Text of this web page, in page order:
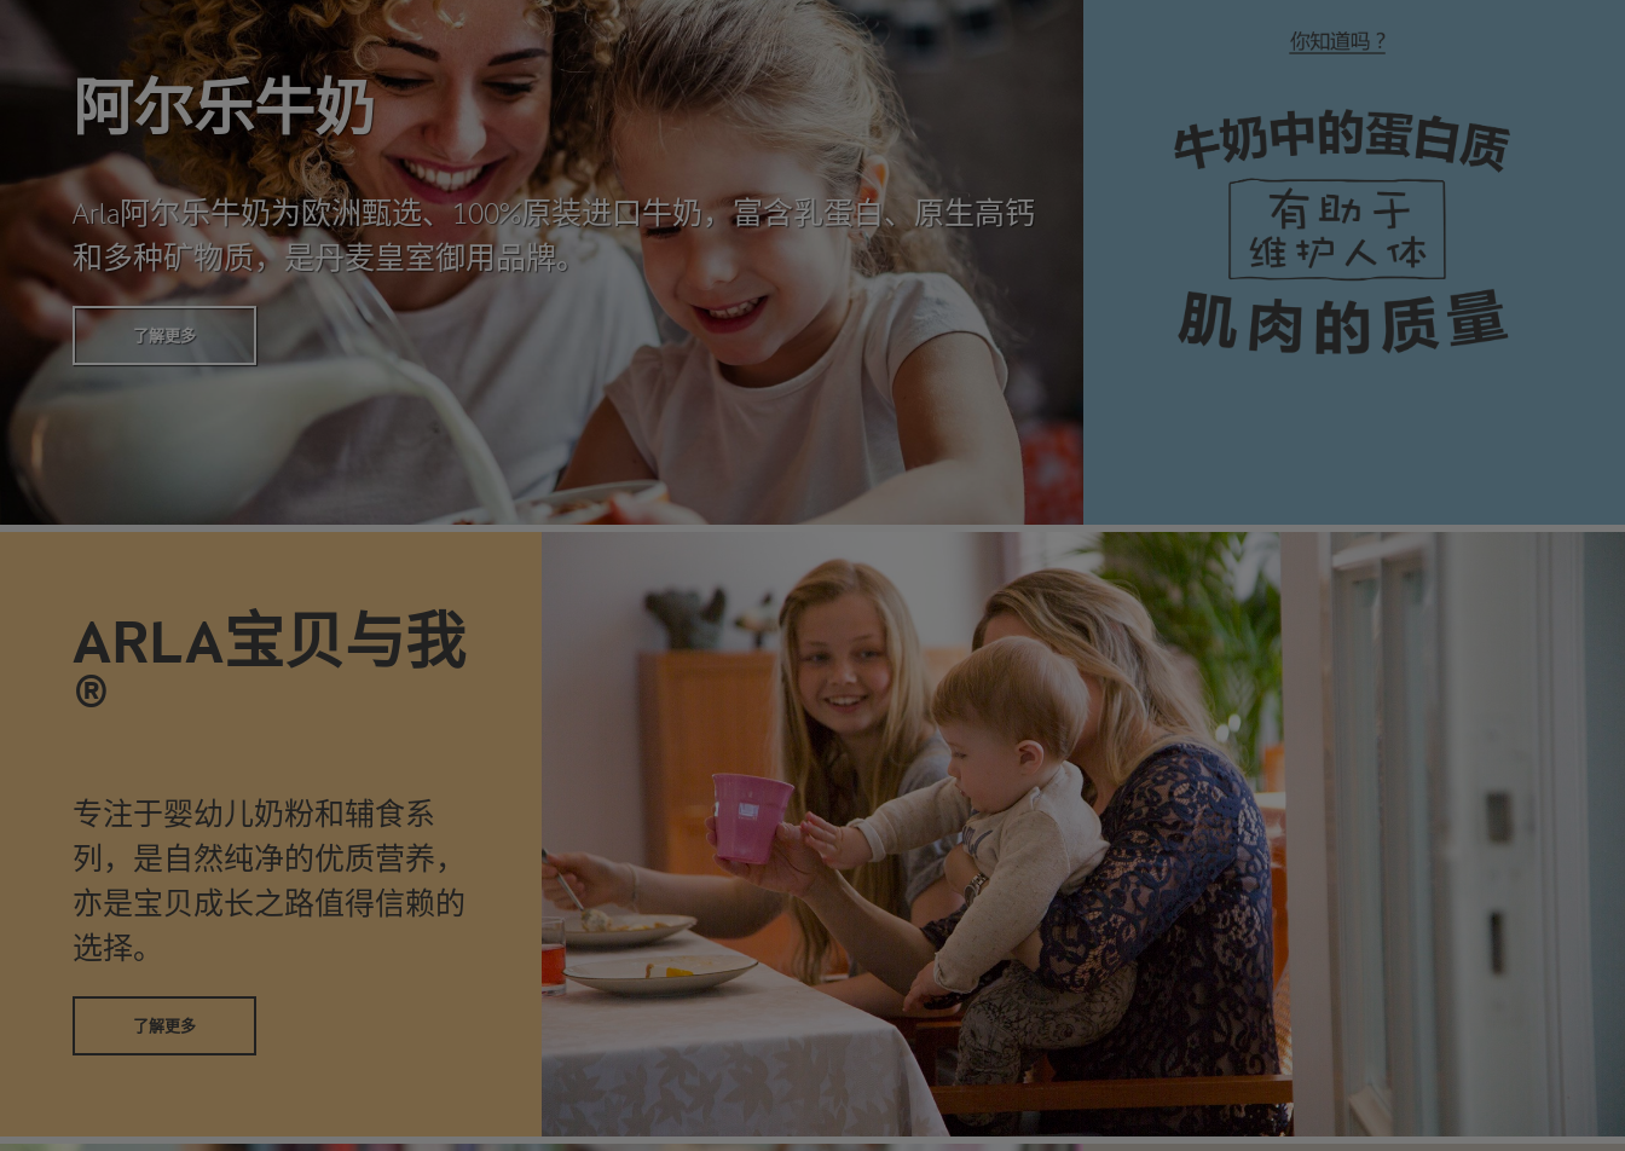
阿尔乐牛奶
Arla阿尔乐牛奶为欧洲甄选、100%原装进口牛奶，富含乳蛋白、原生高钙
和多种矿物质，是丹麦皇室御用品牌。
了解更多
ARLA宝贝与我
®
专注于婴幼儿奶粉和辅食系
列，是自然纯净的优质营养，
亦是宝贝成长之路值得信赖的
选择。
了解更多